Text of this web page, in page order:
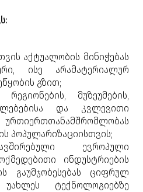
აქტუალობის მინიჭებას
ისე არამატერიალურ
გზით;
მუზეუმების,
და კვლევითი
პოპულარიზაციისთვის;
ევროპული
ინდუსტრიების
გაუმჯობესებას ციფრულ
ტექნოლოგიებზე